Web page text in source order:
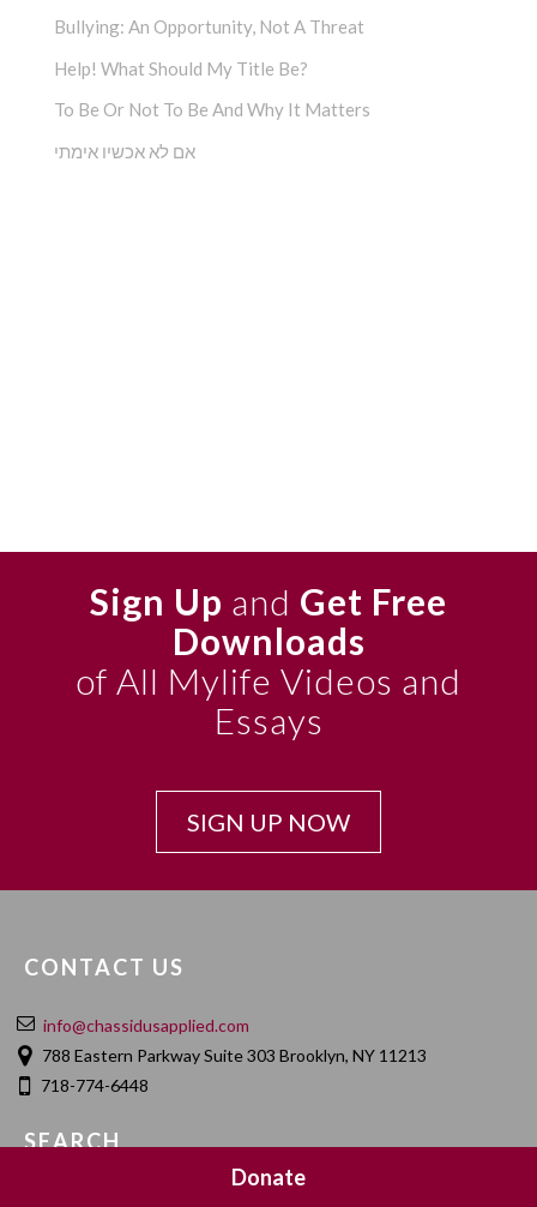
Bullying: An Opportunity, Not A Threat
Help! What Should My Title Be?
To Be Or Not To Be And Why It Matters
אם לא אכשיו אימתי
Sign Up and Get Free
Downloads
of All Mylife Videos and
Essays
SIGN UP NOW
CONTACT US
info@chassidusapplied.com
788 Eastern Parkway Suite 303 Brooklyn, NY 11213
718-774-6448
SEARCH
Donate